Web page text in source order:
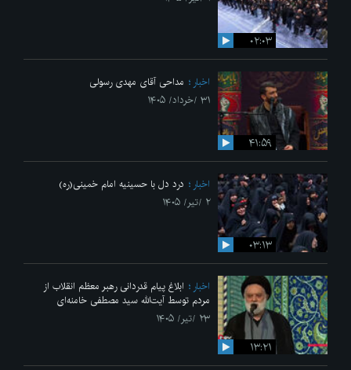
۰۲:۰۳
۴۱:۵۹
اخبار
مداحی آقای مهدی رسولی
۳۱ /خرداد/ ۱۴۰۵
۰۳:۱۳
اخبار
درد دل با حسینیه امام خمینی(ره)
۲ /تیر/ ۱۴۰۵
۱۳:۲۱
اخبار
ابلاغ پیام قدردانی رهبر معظم انقلاب از
مردم توسط آیت‌الله سید مصطفی خامنه‌ای
۲۳ /تیر/ ۱۴۰۵